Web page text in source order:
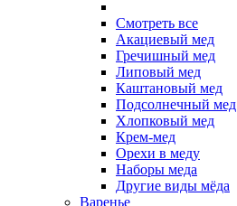
Смотреть все
Акациевый мед
Гречишный мед
Липовый мед
Каштановый мед
Подсолнечный мед
Хлопковый мед
Крем-мед
Орехи в меду
Наборы меда
Другие виды мёда
Варенье